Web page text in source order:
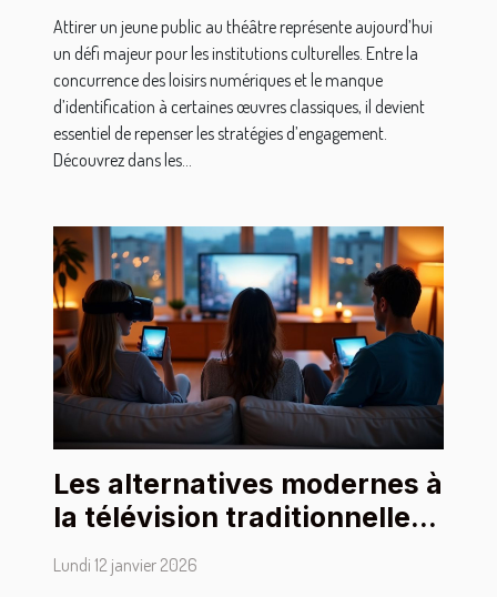
Attirer un jeune public au théâtre représente aujourd’hui
un défi majeur pour les institutions culturelles. Entre la
concurrence des loisirs numériques et le manque
d’identification à certaines œuvres classiques, il devient
essentiel de repenser les stratégies d’engagement.
Découvrez dans les...
Les alternatives modernes à
la télévision traditionnelle
pour les soirées
Lundi 12 janvier 2026